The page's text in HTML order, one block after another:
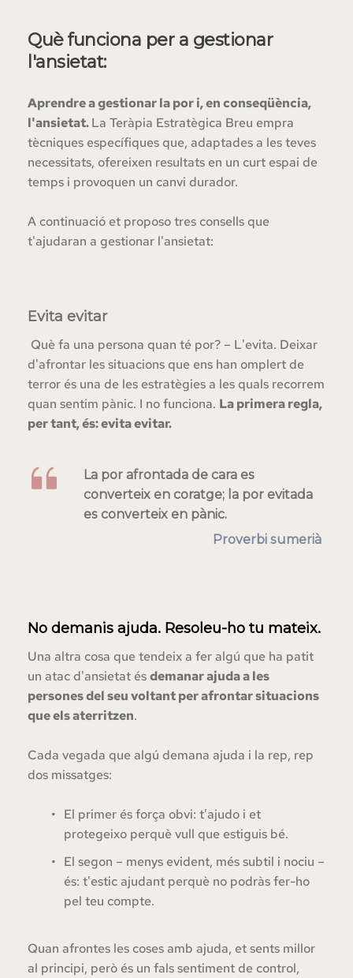
Què funciona per a gestionar
l'ansietat:
Aprendre a gestionar la por i, en conseqüència,
l'ansietat. La Teràpia Estratègica Breu empra
tècniques específiques que, adaptades a les teves
necessitats, ofereixen resultats en un curt espai de
temps i provoquen un canvi durador.
A continuació et proposo tres consells que
t'ajudaran a gestionar l'ansietat:
Evita evitar
d'afrontar les situacions que ens han omplert de
terror és una de les estratègies a les quals recorrem
quan sentim pànic. I no funciona. La primera regla,
per tant, és: evita evitar.
La por afrontada de cara es
converteix en coratge; la por evitada
es converteix en pànic.
Proverbi sumerià
No demanis ajuda. Resoleu-ho tu mateix.
Una altra cosa que tendeix a fer algú que ha patit
un atac d'ansietat és demanar ajuda a les
persones del seu voltant per afrontar situacions
que els aterritzen.
Cada vegada que algú demana ajuda i la rep, rep
dos missatges:
El primer és força obvi: t'ajudo i et
protegeixo perquè vull que estiguis bé.
El segon – menys evident, més subtil i nociu –
és: t'estic ajudant perquè no podràs fer-ho
pel teu compte.
Quan afrontes les coses amb ajuda, et sents millor
al principi, però és un fals sentiment de control,